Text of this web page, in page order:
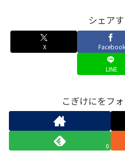
シェア
X Facebook
LINE
こぎけにをフ
0